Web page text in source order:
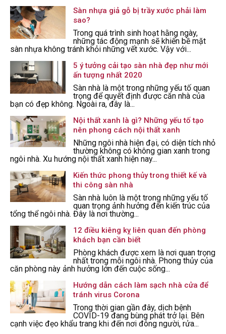
Sàn nhựa giả gỗ bị trầy xước phải làm
sao?
Trong quá trình sinh hoạt hằng ngày,
những tác động mạnh sẽ khiến bề mặt
sàn nhựa không tránh khỏi những vết xước. Vậy với...
5 ý tưởng cải tạo sàn nhà đẹp như mới
ấn tượng nhất 2020
Sàn nhà là một trong những yếu tố quan
trọng để quyết định được căn nhà của
bạn có đẹp không. Ngoài ra, đây là...
Nội thất xanh là gì? Những yếu tố tạo
nên phong cách nội thất xanh
Những ngôi nhà hiện đại, có diện tích nhỏ
thường không có không gian xanh trong
ngôi nhà. Xu hướng nội thất xanh hiện nay...
Kiến thức phong thủy trong thiết kế và
thi công sàn nhà
Sàn nhà luôn là một trong những yếu tố
quan trọng ảnh hưởng đến kiến trúc của
tổng thể ngôi nhà. Đây là nơi thường...
12 điều kiêng kỵ liên quan đến phòng
khách bạn cần biết
Phòng khách được xem là nơi quan trọng
nhất trong mỗi ngôi nhà. Phong thủy của
căn phòng này ảnh hưởng lớn đến cuộc sống...
Hướng dẫn cách làm sạch nhà cửa để
tránh virus Corona
Trong thời gian gần đây, dịch bệnh
COVID-19 đang bùng phát trở lại. Bên
cạnh việc đẹo khẩu trang khi đến nơi đông người, rửa...